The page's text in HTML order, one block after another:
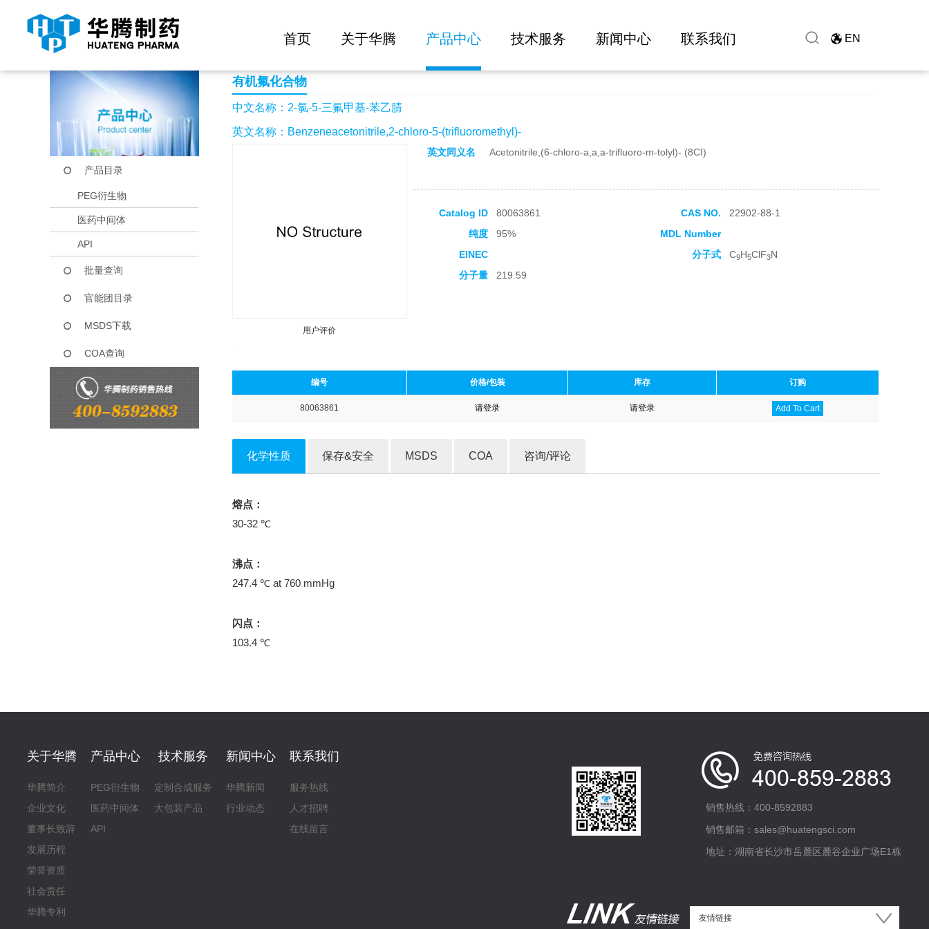
首页 关于华腾 产品中心 技术服务 新闻中心 联系我们 EN
当前位置： 首页 产品中心 2-氯-5-三氟甲基-苯乙腈
产品目录
PEG衍生物
医药中间体
API
批量查询
官能团目录
MSDS下载
COA查询
有机氟化合物
中文名称：2-氯-5-三氟甲基-苯乙腈
英文名称：Benzeneacetonitrile,2-chloro-5-(trifluoromethyl)-
用户评价
英文同义名 Acetonitrile,(6-chloro-a,a,a-trifluoro-m-tolyl)- (8CI)
Catalog ID 80063861 CAS NO.
22902-88-1
纯度
95%
MDL Number
EINEC
分子式 C9H5ClF3N
分子量
219.59
编号 价格/包装 库存 订购
80063861 请登录 请登录 Add To Cart
化学性质 保存&安全 MSDS COA 咨询/评论
熔点：
30-32 ℃
沸点：
247.4 ℃ at 760 mmHg
闪点：
103.4 ℃
关于华腾
华腾简介
企业文化
董事长致辞
发展历程
荣誉资质
社会责任
华腾专利
产品中心
PEG衍生物
医药中间体
API
技术服务
定制合成服务
大包装产品
新闻中心
华腾新闻
行业动态
联系我们
服务热线
人才招聘
在线留言
销售热线：400-8592883
销售邮箱：sales@huatengsci.com
地址：湖南省长沙市岳麓区麓谷企业广场E1栋